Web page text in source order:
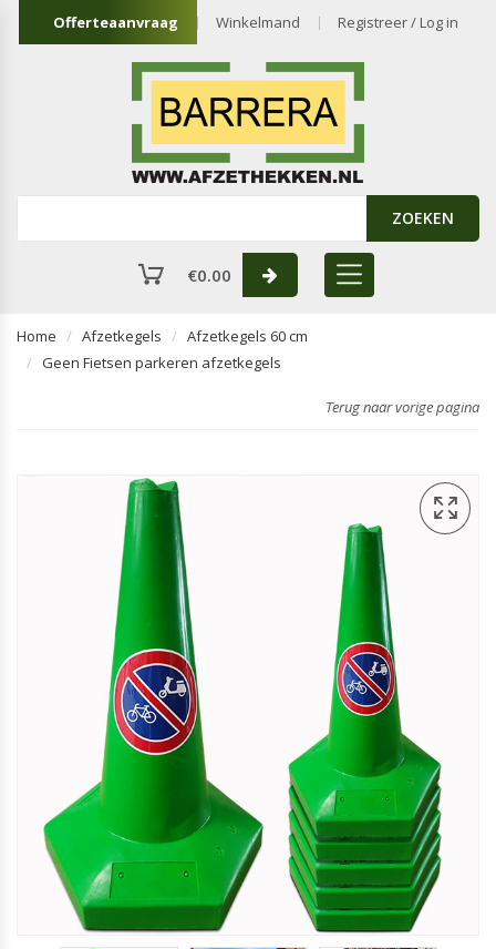
Offerteaanvraag Winkelmand Registreer / Log in
ZOEKEN
€0.00
Home Afzetkegels
Afzetkegels 60 cm
Geen Fietsen parkeren afzetkegels
Terug naar vorige pagina